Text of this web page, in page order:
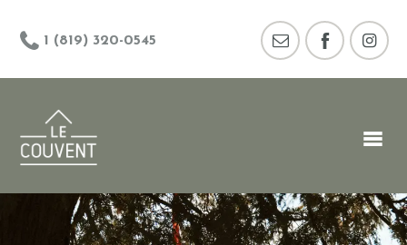
1 (819) 320-0545